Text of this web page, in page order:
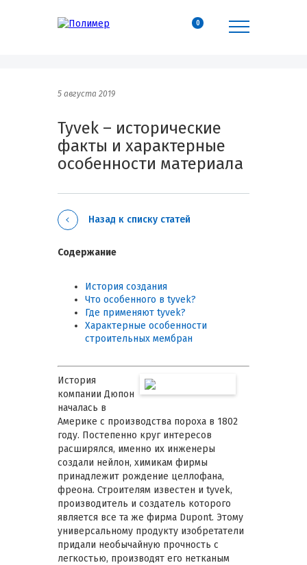
0
5 августа 2019
Tyvek – исторические
факты и характерные
особенности материала
Назад к списку статей
Содержание
История создания
Что особенного в tyvek?
Где применяют tyvek?
Характерные особенности
строительных мембран
История
компании Дюпон
началась в
Америке с производства пороха в 1802
году. Постепенно круг интересов
расширялся, именно их инженеры
создали нейлон, химикам фирмы
принадлежит рождение целлофана,
фреона. Строителям известен и tyvek,
производитель и создатель которого
является все та же фирма Dupont. Этому
универсальному продукту изобретатели
придали необычайную прочность с
легкостью, производят его нетканым